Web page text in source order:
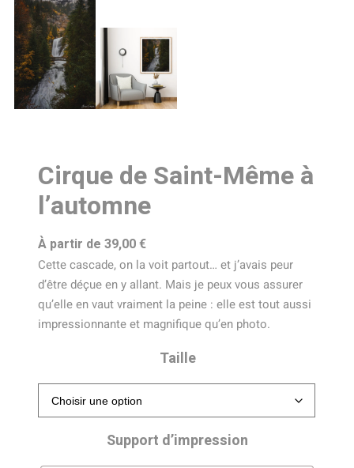
Cirque de Saint-Même à
l’automne
À partir de 39,00€
Cette cascade, on la voit partout… et j’avais peur
d’être déçue en y allant. Mais je peux vous assurer
qu’elle en vaut vraiment la peine : elle est tout aussi
impressionnante et magnifique qu’en photo.
Taille
Support d’impression